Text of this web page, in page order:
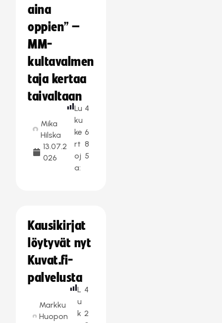
aina
oppien” –
MM-
kultavalmen
taja kertaa
taivaltaan
Mika
Hilska
13.07.2
026
Lu
ku
ke
rt
oj
a:
4
6
8
5
Kausikirjat
löytyvät nyt
Kuvat.fi-
palvelusta
Markku
Huopon
L
u
k
4
2